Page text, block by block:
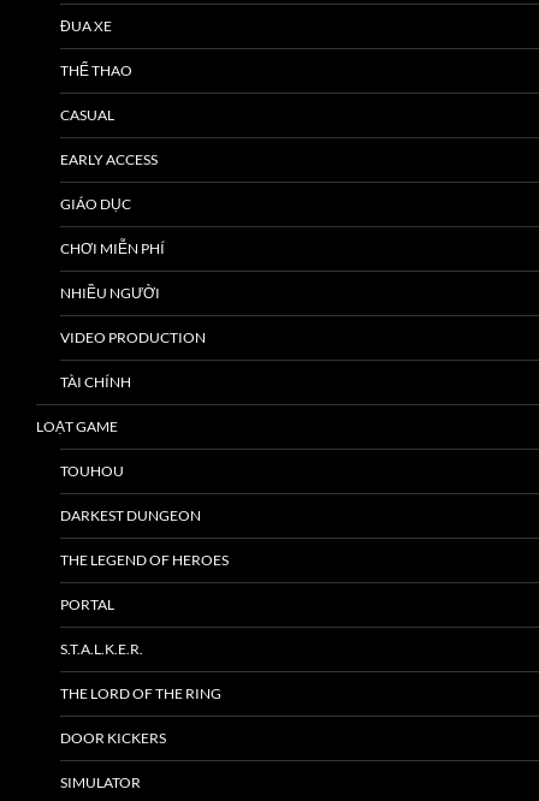
ĐUA XE
THỂ THAO
CASUAL
EARLY ACCESS
GIÁO DỤC
CHƠI MIỄN PHÍ
NHIỀU NGƯỜI
VIDEO PRODUCTION
TÀI CHÍNH
LOẠT GAME
TOUHOU
DARKEST DUNGEON
THE LEGEND OF HEROES
PORTAL
S.T.A.L.K.E.R.
THE LORD OF THE RING
DOOR KICKERS
SIMULATOR